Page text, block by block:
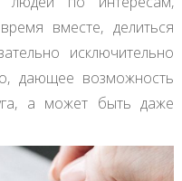
вместе, делиться
исключительно
дающее возможность
а может быть даже